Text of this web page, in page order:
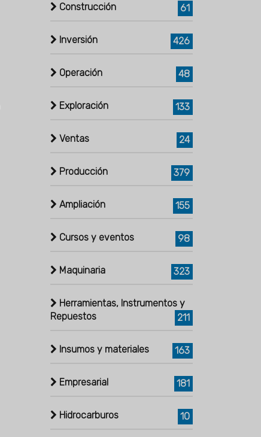
Construcción 61
Inversión 426
Operación 48
Exploración 133
Ventas 24
Producción 379
Ampliación 155
Cursos y eventos 98
Maquinaria 323
Herramientas, Instrumentos y
Repuestos
211
Insumos y materiales 163
Empresarial 181
Hidrocarburos 10